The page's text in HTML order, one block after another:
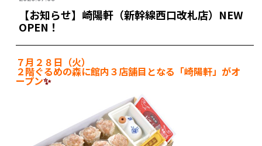
【お知らせ】崎陽軒（新幹線西口改札店）NEW
OPEN！
７月２８日（火）
２階ぐるめの森に館内３店舗目となる「崎陽軒」がオ
ープン✨